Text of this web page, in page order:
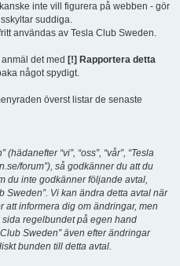
inte vill figurera på webben - gör
suddiga.
användas av Tesla Club Sweden.
anmäl det med [!] Rapportera detta
något spydigt.
överst listar de senaste
“vi”, “oss”, “vår”, “Tesla
forum”), så godkänner du att du
du inte godkänner följande avtal,
Sweden”. Vi kan ändra detta avtal när
att informera dig om ändringar, men
regelbundet på egen hand
Sweden” även efter ändringar
bunden till detta avtal.